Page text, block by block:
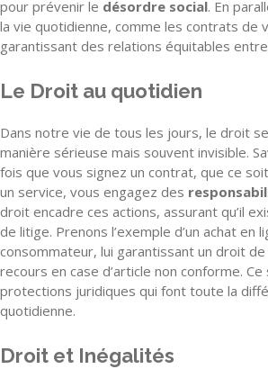
pour prévenir le désordre social. En
la vie quotidienne, comme les contrats de
garantissant des relations équitables
Le Droit au quotidien
Dans notre vie de tous les jours, le droit
manière sérieuse mais souvent invisible.
fois que vous signez un contrat, que ce
un service, vous engagez des
droit encadre ces actions, assurant qu’il
de litige. Prenons l’exemple d’un achat en
consommateur, lui garantissant un droit
recours en case d’article non conforme.
protections juridiques qui font toute la
quotidienne.
Droit et Inégalités